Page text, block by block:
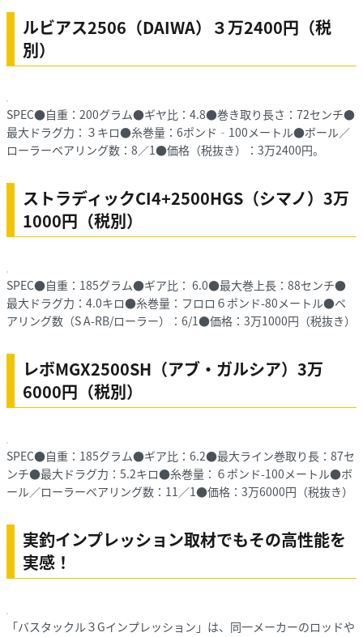
ルビアス2506（DAIWA）３万2400円（税
別）
SPEC●自重：200グラム●ギヤ比：4.8●巻き取り長さ：72センチ●
最大ドラグ力：３キロ●糸巻量：6ポンド‐100メートル●ボール／
ローラーベアリング数：8／1●価格（税抜き）：3万2400円。
ストラディックCI4+2500HGS（シマノ）3万
1000円（税別）
SPEC●自重：185グラム●ギア比： 6.0●最大巻上長：88センチ●
最大ドラグ力：4.0キロ●糸巻量：フロロ６ポンド-80メートル●ベ
アリング数（S A-RB/ローラー）：6/1●価格：3万1000円（税抜き）
レボMGX2500SH（アブ・ガルシア）3万
6000円（税別）
SPEC●自重：185グラム●ギア比：6.2●最大ライン巻取り長：87セ
ンチ●最大ドラグ力：5.2キロ●糸巻量：６ポンド-100メートル●ボ
ール／ローラーベアリング数：11／1●価格：3万6000円（税抜き）
実釣インプレッション取材でもその高性能を
実感！
「バスタックル３Gインプレッション」は、同一メーカーのロッドや